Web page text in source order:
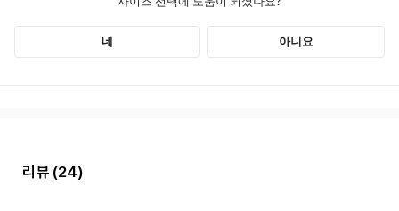
리뷰 (24)